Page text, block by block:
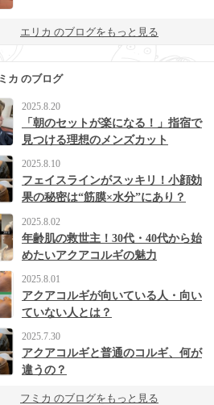
エリカ のブログをもっと見る
カ のブログ
2025.8.20
「朝のセットが楽になる！」指宿で
見つける理想のメンズカット
2025.8.10
フェイスラインがスッキリ！小顔効
果の秘密は“筋膜×水分”にあり？
2025.8.02
年齢肌の救世主！30代・40代から始
めたいアクアコルギの魅力
2025.8.01
アクアコルギが向いている人・向い
ていない人とは？
2025.7.30
アクアコルギと普通のコルギ、何が
違うの？
フミカ のブログをもっと見る